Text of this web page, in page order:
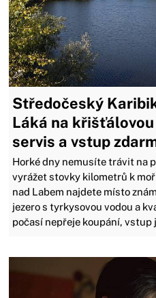
Středočeský
Láká na
servis a vstup
Horké dny nemusíte trávit na
vyrážet stovky kilometrů k
nad Labem najdete místo
jezero s tyrkysovou vodou a
počasí nepřeje koupání, vstup